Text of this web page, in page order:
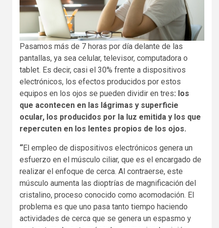
Pasamos más de 7 horas por día delante de las
pantallas, ya sea celular, televisor, computadora o
tablet. Es decir, casi el 30% frente a dispositivos
electrónicos, los efectos producidos por estos
equipos en los ojos se pueden dividir en tres: los
que acontecen en las lágrimas y superficie
ocular, los producidos por la luz emitida y los que
repercuten en los lentes propios de los ojos.
“El empleo de dispositivos electrónicos genera un
esfuerzo en el músculo ciliar, que es el encargado de
realizar el enfoque de cerca. Al contraerse, este
músculo aumenta las dioptrías de magnificación del
cristalino, proceso conocido como acomodación. El
problema es que uno pasa tanto tiempo haciendo
actividades de cerca que se genera un espasmo y